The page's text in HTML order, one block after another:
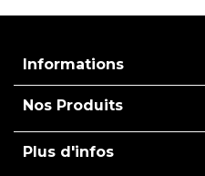
Informations
Nos Produits
Plus d'infos